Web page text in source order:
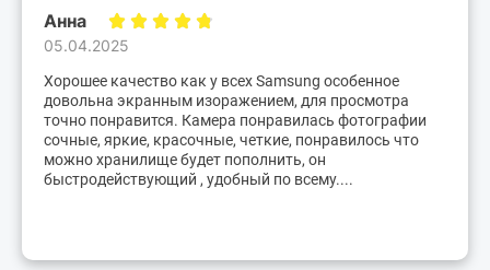
Анна
05.04.2025
Хорошее качество как у всех Samsung особенное
довольна экранным изоражением, для просмотра
точно понравится. Камера понравилась фотографии
сочные, яркие, красочные, четкие, понравилось что
можно хранилище будет пополнить, он
быстродействующий , удобный по всему....